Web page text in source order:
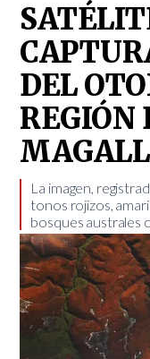
DEL
REGIÓN
​La imagen,
tonos rojizos,
bosques australes